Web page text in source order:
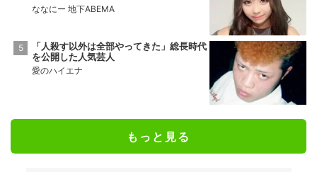
ななにー 地下ABEMA
「人殺す以外は全部やってきた」総長時代
を公開した人気芸人
愛のハイエナ
もっと見る